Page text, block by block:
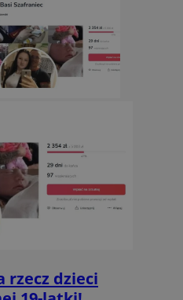
rzecz dzieci